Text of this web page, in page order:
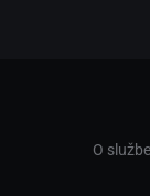
O službe